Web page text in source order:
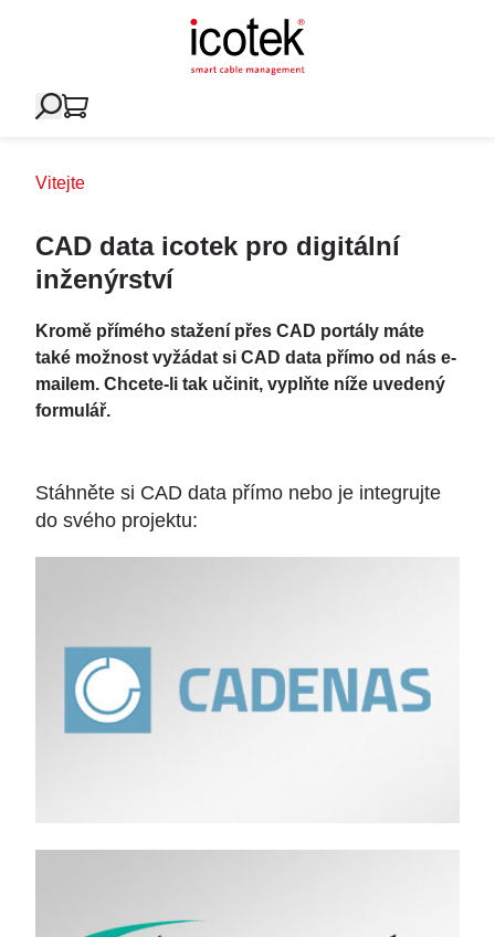
Vitejte
CAD data icotek pro digitální
inženýrství
Kromě přímého stažení přes CAD portály máte
také možnost vyžádat si CAD data přímo od nás e-
mailem. Chcete-li tak učinit, vyplňte níže uvedený
formulář.
Stáhněte si CAD data přímo nebo je integrujte
do svého projektu: